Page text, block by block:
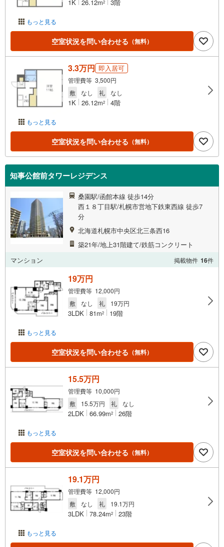
もっと見る
1K 26.12m2 3階
空室状況を問い合わせる （無料）
もっと見る
3.3万円 即入居可
管理費等 3,500円
敷
なし 礼 なし
1K 26.12m2 4階
空室状況を問い合わせる （無料）
知事公館前タワーレジデンス
桑園駅/函館本線 徒歩14分
西１８丁目駅/札幌市営地下鉄東西線 徒歩7
分
北海道札幌市中央区北三条西16
築21年/地上31階建て/鉄筋コンクリート
マンション
掲載物件 16件
もっと見る
19万円
管理費等 12,000円
敷
なし 礼 19万円
3LDK 81m2 19階
空室状況を問い合わせる （無料）
もっと見る
15.5万円
管理費等 10,000円
敷
15.5万円 礼 なし
2LDK 66.99m2 26階
空室状況を問い合わせる （無料）
もっと見る
19.1万円
管理費等 12,000円
敷
なし 礼 19.1万円
3LDK 78.24m2 23階